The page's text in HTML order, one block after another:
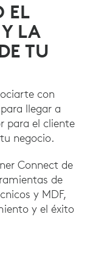
EL
LA
TU
con
llegar a
para el cliente
negocio.
Connect de
de
y MDF,
y el éxito